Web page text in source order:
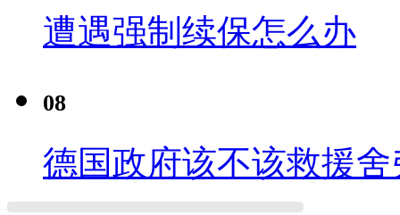
遭遇强制续保怎么办
08
德国政府该不该救援舍